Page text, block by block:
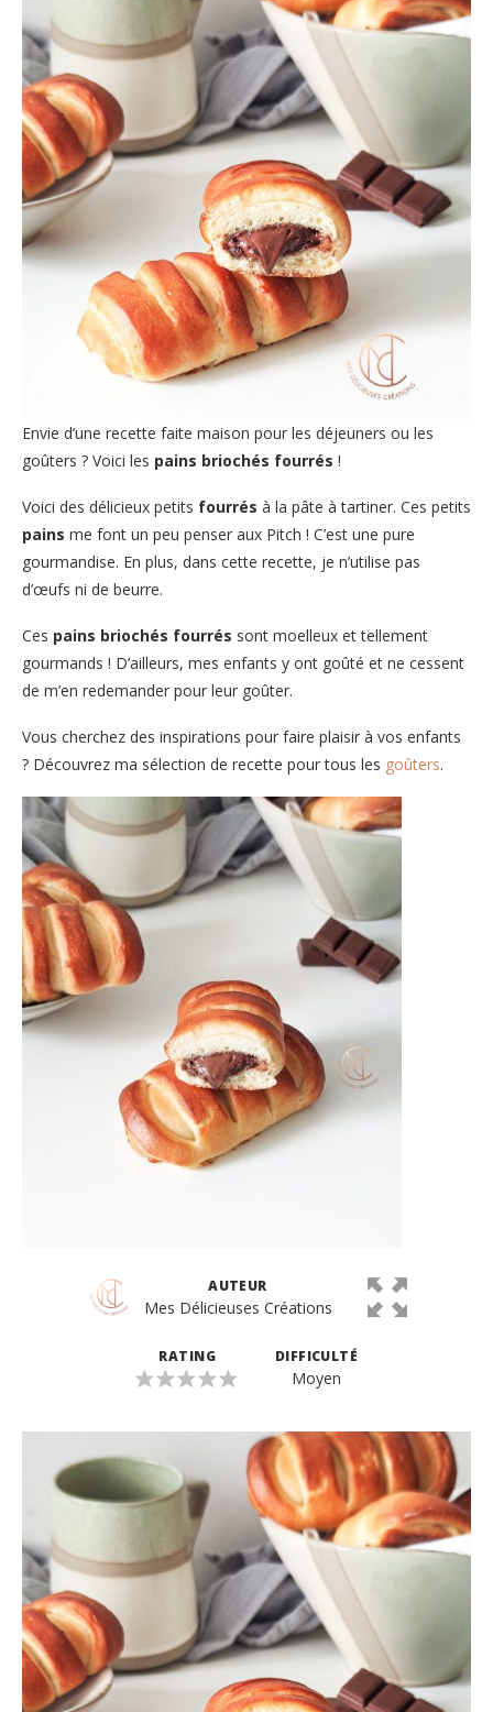
Envie d’une recette faite maison pour les déjeuners ou les
goûters ? Voici les pains briochés fourrés !
Voici des délicieux petits fourrés à la pâte à tartiner. Ces petits
pains me font un peu penser aux Pitch ! C’est une pure
gourmandise. En plus, dans cette recette, je n’utilise pas
d’œufs ni de beurre.
Ces pains briochés fourrés sont moelleux et tellement
gourmands ! D’ailleurs, mes enfants y ont goûté et ne cessent
de m’en redemander pour leur goûter.
Vous cherchez des inspirations pour faire plaisir à vos enfants
? Découvrez ma sélection de recette pour tous les goûters.
AUTEUR
Mes Délicieuses Créations
RATING DIFFICULTÉ
Moyen